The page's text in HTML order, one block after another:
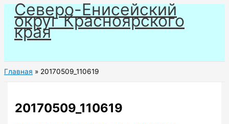
Перейти
содержимому
Северо-Енисейский
округ Красноярского
края
Главная 20170509_110619
20170509_110619